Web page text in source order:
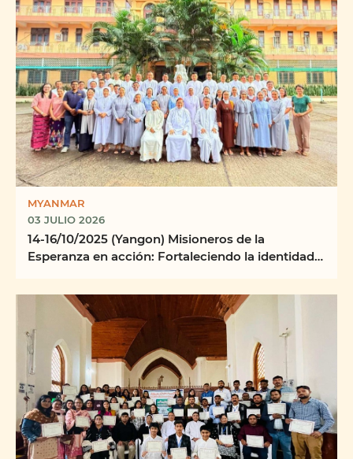
MYANMAR
03 JULIO 2026
14-16/10/2025 (Yangon) Misioneros de la
Esperanza en acción: Fortaleciendo la identidad,